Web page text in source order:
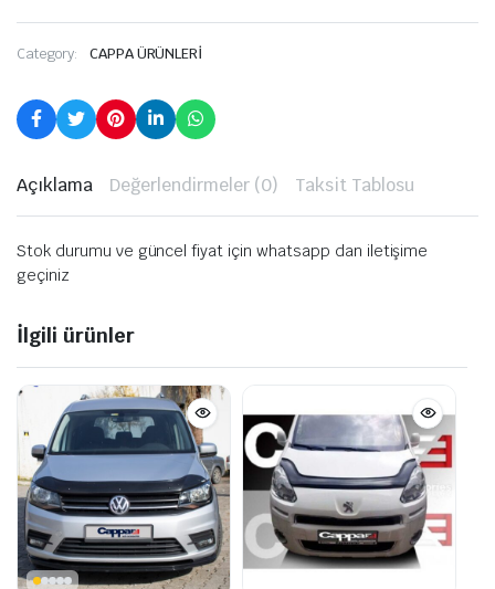
Category: CAPPA ÜRÜNLERİ
Açıklama Değerlendirmeler (0) Taksit Tablosu
Stok durumu ve güncel fiyat için whatsapp dan iletişime
geçiniz
İlgili ürünler